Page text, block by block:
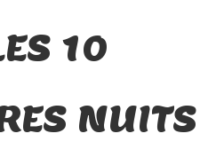
10
NUITS